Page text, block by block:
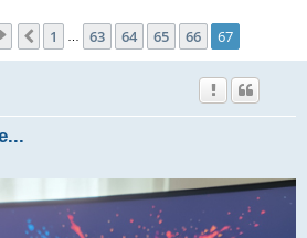
Страница 67из 67
Пред.
1 63 64 65 66 67